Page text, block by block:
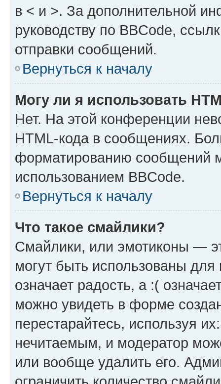
в < и >. За дополнительной
руководству по BBCode,
отправки сообщений.
Вернуться к началу
Могу ли я использовать
Нет. На этой конференции
HTML-кода в сообщениях.
форматированию сообщений
использованием BBCode.
Вернуться к началу
Что такое смайлики?
Смайлики, или эмотиконы —
могут быть использованы
означает радость, а :(
можно увидеть в форме
перестарайтесь, используя
нечитаемым, и модератор
или вообще удалить его.